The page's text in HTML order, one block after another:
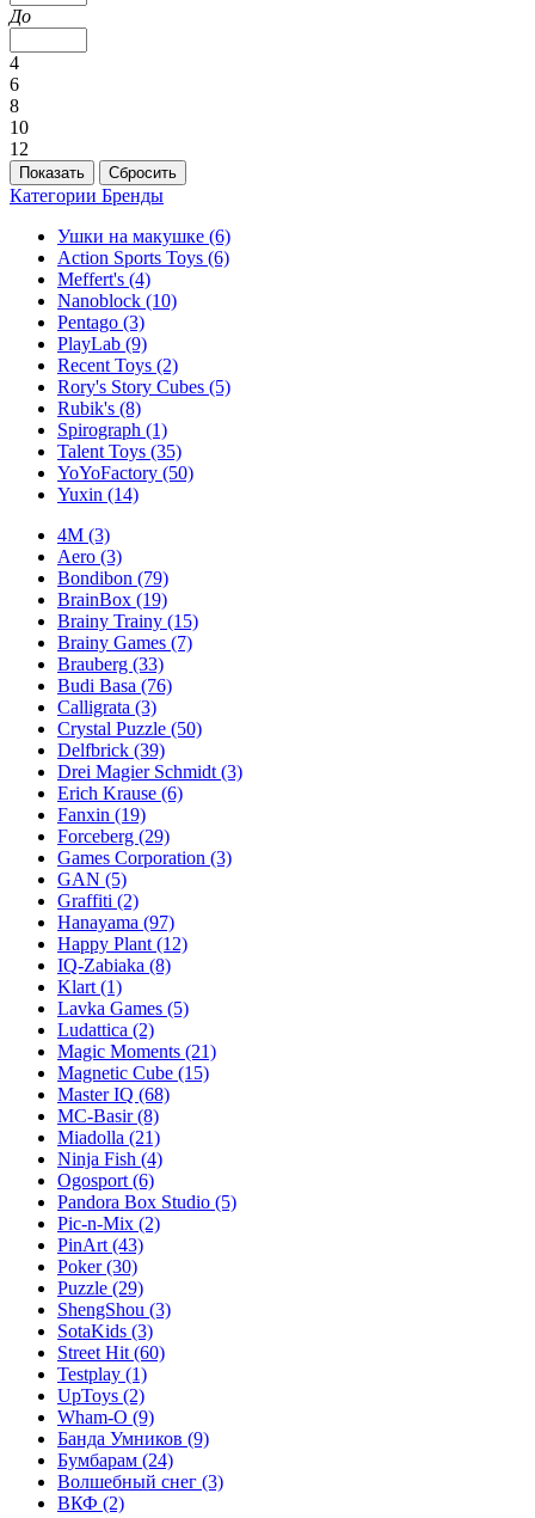
До
4
6
8
10
12
Категории Бренды
Ушки на макушке (6)
Action Sports Toys (6)
Meffert's (4)
Nanoblock (10)
Pentago (3)
PlayLab (9)
Recent Toys (2)
Rory's Story Cubes (5)
Rubik's (8)
Spirograph (1)
Talent Toys (35)
YoYoFactory (50)
Yuxin (14)
4M (3)
Aero (3)
Bondibon (79)
BrainBox (19)
Brainy Trainy (15)
Brainy Games (7)
Brauberg (33)
Budi Basa (76)
Calligrata (3)
Crystal Puzzle (50)
Delfbrick (39)
Drei Magier Schmidt (3)
Erich Krause (6)
Fanxin (19)
Forceberg (29)
Games Corporation (3)
GAN (5)
Graffiti (2)
Hanayama (97)
Happy Plant (12)
IQ-Zabiaka (8)
Klart (1)
Lavka Games (5)
Ludattica (2)
Magic Moments (21)
Magnetic Cube (15)
Master IQ (68)
MC-Basir(8)
Miadolla (21)
Ninja Fish (4)
Ogosport (6)
Pandora Box Studio (5)
Pic-n-Mix (2)
PinArt (43)
Poker(30)
Puzzle (29)
ShengShou (3)
SotaKids (3)
Street Hit (60)
Testplay (1)
UpToys (2)
Wham-O (9)
Банда Умников (9)
Бумбарам (24)
Волшебный снег (3)
ВКФ (2)